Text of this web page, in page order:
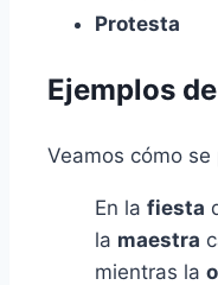
Protesta
Ejemplos
Veamos cómo
En la fiesta
la maestra
mientras la